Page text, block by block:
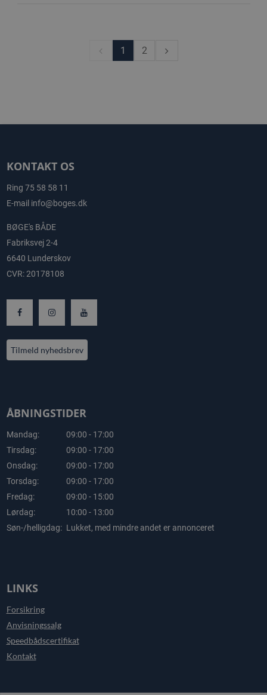
1 2
KONTAKT OS
Ring 75 58 58 11
E-mail info@boges.dk
BØGE's BÅDE
Fabriksvej 2-4
6640 Lunderskov
CVR: 20178108
Tilmeld nyhedsbrev
ÅBNINGSTIDER
Mandag:
09:00 - 17:00
Tirsdag:
09:00 - 17:00
Onsdag:
09:00 - 17:00
Torsdag:
09:00 - 17:00
Fredag:
09:00 - 15:00
Lørdag:
10:00 - 13:00
Søn-/helligdag: Lukket, med mindre andet er annonceret
LINKS
Forsikring
Anvisningssalg
Speedbådscertifikat
Kontakt